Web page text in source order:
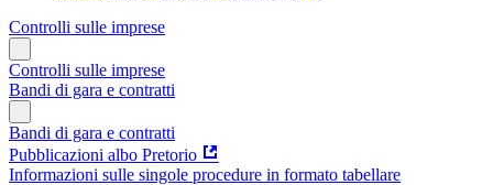
Controlli sulle imprese
Controlli sulle imprese
Bandi di gara e contratti
Bandi di gara e contratti
Pubblicazioni albo Pretorio
Informazioni sulle singole procedure in formato tabellare